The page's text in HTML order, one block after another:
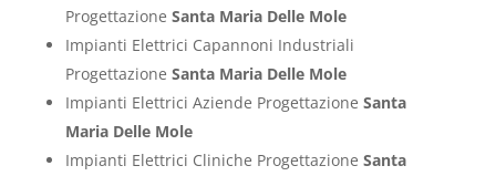
Progettazione Santa Maria Delle Mole
Impianti Elettrici Capannoni Industriali
Progettazione Santa Maria Delle Mole
Impianti Elettrici Aziende Progettazione Santa
Maria Delle Mole
Impianti Elettrici Cliniche Progettazione Santa